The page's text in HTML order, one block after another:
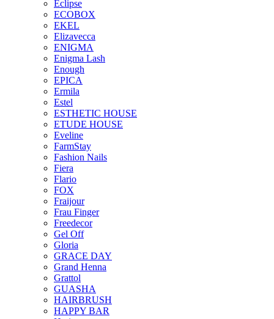
Eclipse
ECOBOX
EKEL
Elizavecca
ENIGMA
Enigma Lash
Enough
EPICA
Ermila
Estel
ESTHETIC HOUSE
ETUDE HOUSE
Eveline
FarmStay
Fashion Nails
Fiera
Flario
FOX
Fraijour
Frau Finger
Freedecor
Gel Off
Gloria
GRACE DAY
Grand Henna
Grattol
GUASHA
HAIRBRUSH
HAPPY BAR